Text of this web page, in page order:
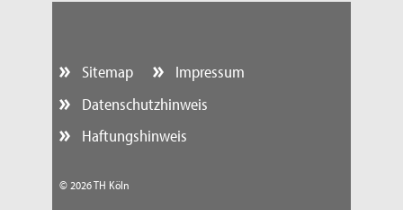
Sitemap
Impressum
Datenschutzhinweis
Haftungshinweis
© 2026 TH Köln